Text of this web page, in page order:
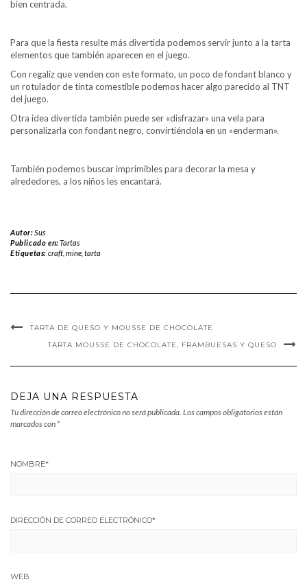
bien centrada.
Para que la fiesta resulte más divertida podemos servir junto a la tarta
elementos que también aparecen en el juego.
Con regaliz que venden con este formato, un poco de fondant blanco y
un rotulador de tinta comestible podemos hacer algo parecido al TNT
del juego.
Otra idea divertida también puede ser «disfrazar» una vela para
personalizarla con fondant negro, convirtiéndola en un «enderman».
También podemos buscar imprimibles para decorar la mesa y
alrededores, a los niños les encantará.
Autor:Sus
Publicado en:Tartas
Etiquetas: craft, mine, tarta
TARTA DE QUESO Y MOUSSE DE CHOCOLATE
TARTA MOUSSE DE CHOCOLATE, FRAMBUESAS Y QUESO
DEJA UNA RESPUESTA
Tu dirección de correo electrónico no será publicada. Los campos obligatorios están
marcados con *
NOMBRE*
DIRECCIÓN DE CORREO ELECTRÓNICO*
WEB